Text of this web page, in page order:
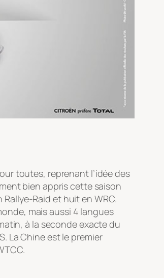
toutes, reprenant l’idée des
bien appris cette saison
Raid et huit en WRC.
mais aussi 4 langues
à la seconde exacte du
La Chine est le premier